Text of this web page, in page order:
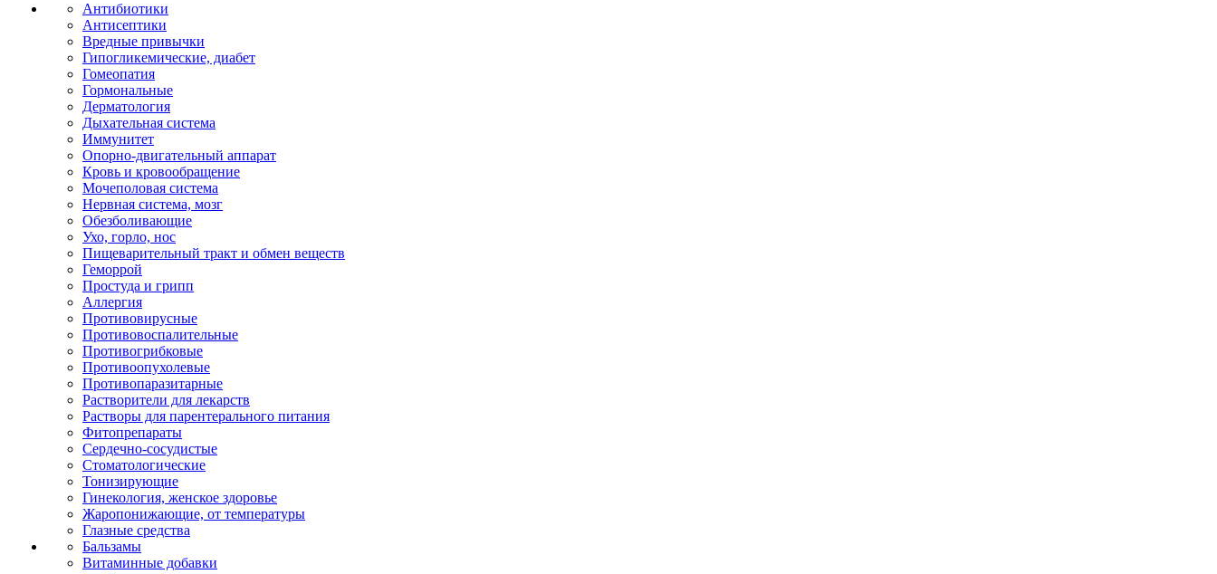
Антибиотики
Антисептики
Вредные привычки
Гипогликемические, диабет
Гомеопатия
Гормональные
Дерматология
Дыхательная система
Иммунитет
Опорно-двигательный аппарат
Кровь и кровообращение
Мочеполовая система
Нервная система, мозг
Обезболивающие
Ухо, горло, нос
Пищеварительный тракт и обмен веществ
Геморрой
Простуда и грипп
Аллергия
Противовирусные
Противовоспалительные
Противогрибковые
Противоопухолевые
Противопаразитарные
Растворители для лекарств
Растворы для парентерального питания
Фитопрепараты
Сердечно-сосудистые
Стоматологические
Тонизирующие
Гинекология, женское здоровье
Жаропонижающие, от температуры
Глазные средства
Бальзамы
Витаминные добавки